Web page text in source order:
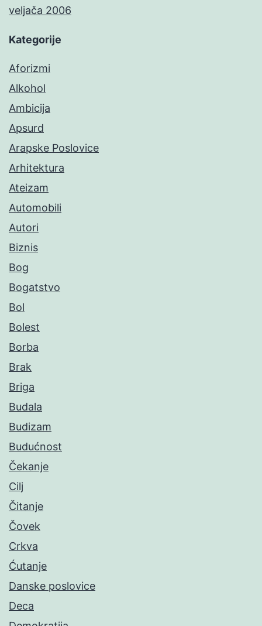
veljača 2006
Kategorije
Aforizmi
Alkohol
Ambicija
Apsurd
Arapske Poslovice
Arhitektura
Ateizam
Automobili
Autori
Biznis
Bog
Bogatstvo
Bol
Bolest
Borba
Brak
Briga
Budala
Budizam
Budućnost
Čekanje
Cilj
Čitanje
Čovek
Crkva
Ćutanje
Danske poslovice
Deca